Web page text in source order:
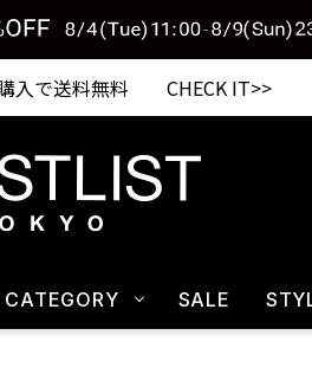
入で送料無料 CHECK IT>>
CATEGORY SALE